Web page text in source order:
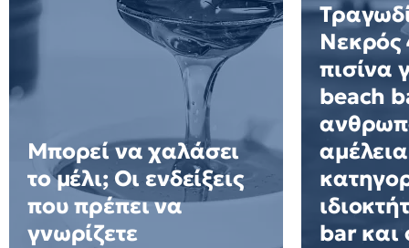
Μπορεί να χαλάσει
το μέλι; Οι ενδείξεις
που πρέπει να
γνωρίζετε
Νεκρός
πισίνα
beach
αμέλεια
bar και